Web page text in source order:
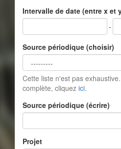
Intervalle de date (entre x et
-
Source périodique (choisir)
Cette liste n'est pas
complète, cliquez ici.
Source périodique (écrire)
Projet